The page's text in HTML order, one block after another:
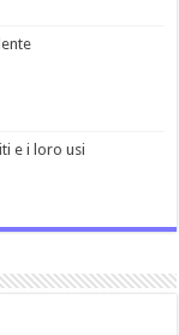
e i loro usi